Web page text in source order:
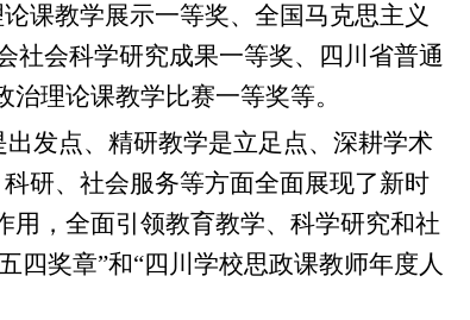
课教学展示一等奖、全国马克思主义
社会科学研究成果一等奖、四川省普通
理论课教学比赛一等奖等。
发点、精研教学是立足点、深耕学术
研、社会服务等方面全面展现了新时
用，全面引领教育教学、科学研究和社
四奖章”和“四川学校思政课教师年度人